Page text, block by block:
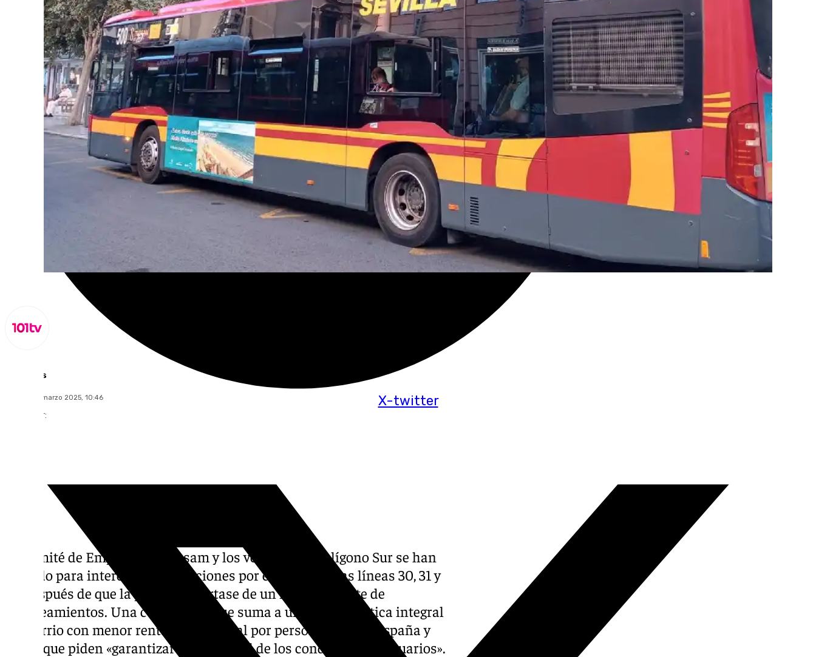
X-twitter
Lynx Devs
martes, 25 marzo 2025, 10:46
Compartir:
El Comité de Empresa de Tussam y los vecinos del Polígono Sur se han
reunido para intercambiar posiciones por el desvío de las líneas 30, 31 y
32, después de que la plantilla alertase de un nuevo repunte de
apedreamientos. Una cuestión se que suma a una problemática integral
del barrio con menor renta media anual por persona de toda España y
por la que piden «garantizar la seguridad de los conductores y usuarios».